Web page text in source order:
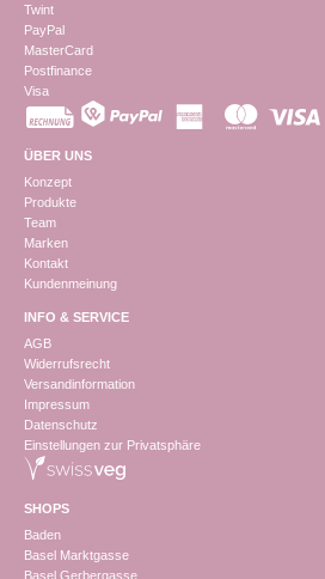
Twint
PayPal
MasterCard
Postfinance
Visa
ÜBER UNS
Konzept
Produkte
Team
Marken
Kontakt
Kundenmeinung
INFO & SERVICE
AGB
Widerrufsrecht
Versandinformation
Impressum
Datenschutz
Einstellungen zur Privatsphäre
SHOPS
Baden
Basel Marktgasse
Basel Gerbergasse